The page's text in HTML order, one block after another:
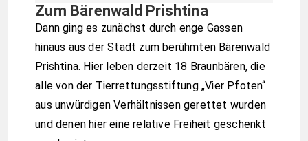
Zum Bärenwald Prishtina
Dann ging es zunächst durch enge Gassen
hinaus aus der Stadt zum berühmten Bärenwald
Prishtina. Hier leben derzeit 18 Braunbären, die
alle von der Tierrettungsstiftung „Vier Pfoten“
aus unwürdigen Verhältnissen gerettet wurden
und denen hier eine relative Freiheit geschenkt